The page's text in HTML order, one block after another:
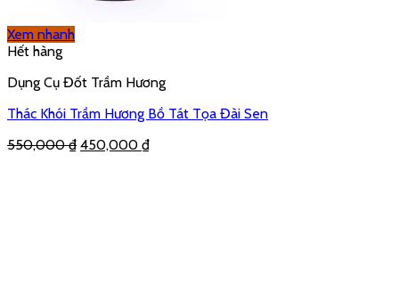
Xem nhanh
Hết hàng
Dụng Cụ Đốt Trầm Hương
Thác Khói Trầm Hương Bồ Tát Tọa Đài Sen
550,000₫ 450,000 ₫